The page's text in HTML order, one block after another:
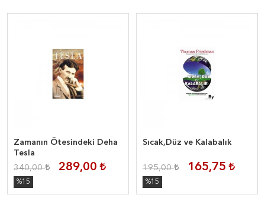
Zamanın Ötesindeki Deha
Tesla
340,00 289,00
%15
Sıcak,Düz ve Kalabalık
195,00 165,75
%15